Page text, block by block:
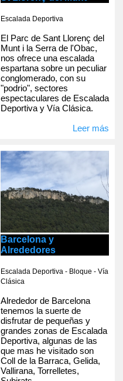
Escalada Deportiva
El Parc de Sant Llorenç del
Munt i la Serra de l'Obac,
nos ofrece una escalada
espartana sobre un peculiar
conglomerado, con su
"podrio", sectores
espectaculares de Escalada
Deportiva y Vía Clásica.
Leer más
Barcelona y
Alrededores
Escalada Deportiva - Bloque - Vía
Clásica
Alrededor de Barcelona
tenemos la suerte de
disfrutar de pequeñas y
grandes zonas de Escalada
Deportiva, algunas de las
que mas he visitado son
Coll de la Barraca, Gelida,
Vallirana, Torrelletes,